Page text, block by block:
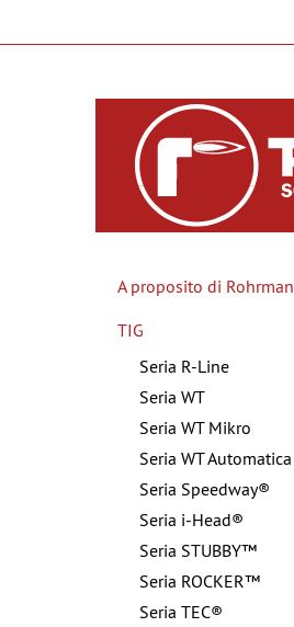
A proposito di Rohrman
TIG
Seria R-Line
Seria WT
Seria WT Mikro
Seria WT Automatica
Seria Speedway®
Seria i-Head®
Seria STUBBY™
Seria ROCKER™
Seria TEC®